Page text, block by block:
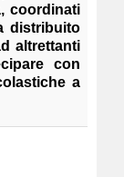
coordinati
distribuito
altrettanti
con
a